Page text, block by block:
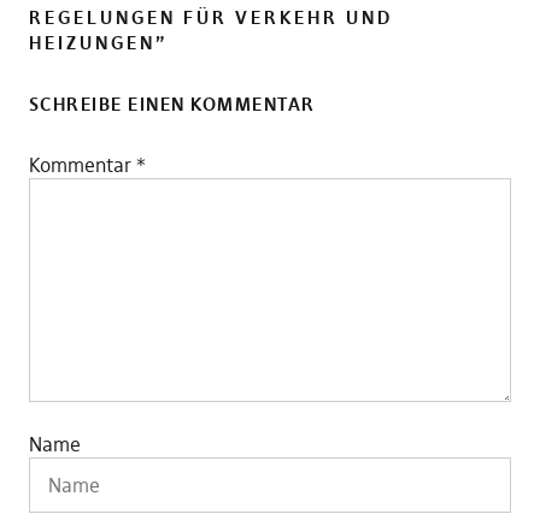
REGELUNGEN FÜR VERKEHR UND
HEIZUNGEN”
SCHREIBE EINEN KOMMENTAR
Kommentar *
Name